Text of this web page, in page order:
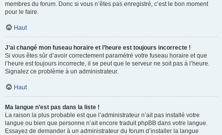
membres du forum. Donc si vous n’êtes pas enregistré, c’est le bon moment
pour le faire.
Haut
J’ai changé mon fuseau horaire et l’heure est toujours incorrecte !
Si vous êtes sûr d’avoir correctement paramétré votre fuseau horaire et que
l’heure est toujours incorrecte, il se peut que le serveur ne soit pas à l’heure.
Signalez ce problème à un administrateur.
Haut
Ma langue n’est pas dans la liste !
La raison la plus probable est que l’administrateur n’ait pas installé votre
langue ou bien que personne n’ait encore traduit phpBB dans votre langue.
Essayez de demander à un administrateur du forum d’installer la langue